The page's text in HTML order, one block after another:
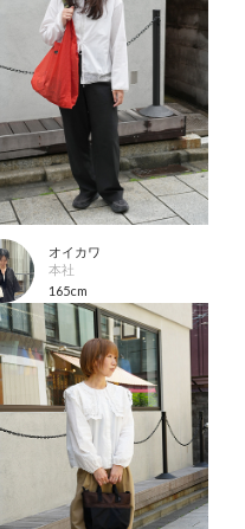
オイカワ
本社
165cm